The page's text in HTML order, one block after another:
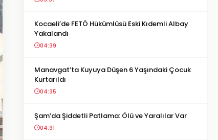
Kocaeli’de FETÖ Hükümlüsü Eski Kıdemli Albay
Yakalandı
04:39
Manavgat’ta Kuyuya Düşen 6 Yaşındaki Çocuk
Kurtarıldı
04:35
Şam’da Şiddetli Patlama: Ölü ve Yaralılar Var
04:31